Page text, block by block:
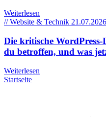
Weiterlesen
// Website & Technik 21.07.2026
Die kritische
du betroffen, und was
Weiterlesen
Startseite